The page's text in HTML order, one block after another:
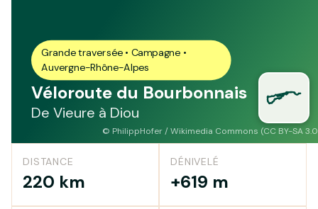
Grande traversée • Campagne •
Auvergne-Rhône-Alpes
Véloroute du Bourbonnais
De Vieure à Diou
© PhilippHofer / Wikimedia Commons (CC BY-SA
DISTANCE
220 km
DÉNIVELÉ
+619 m